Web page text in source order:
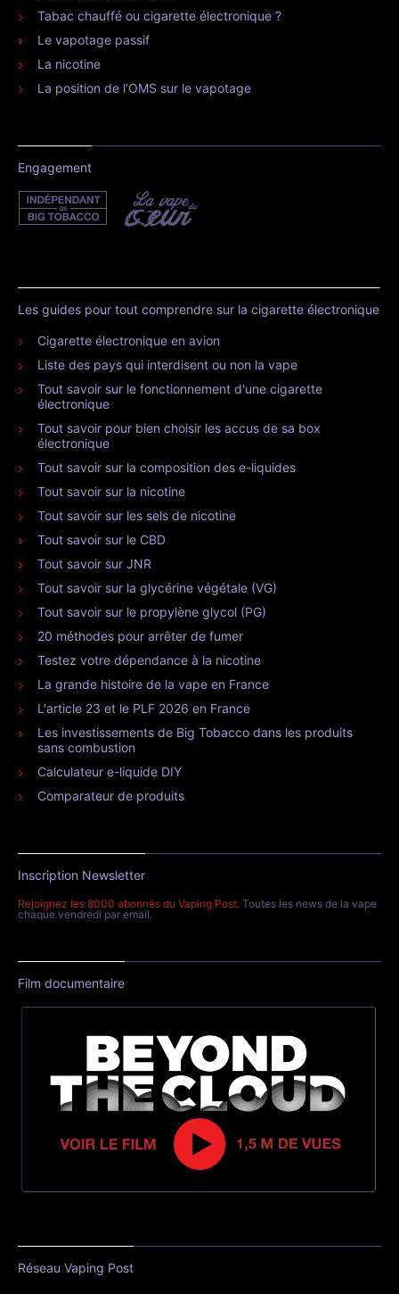
Tabac chauffé ou cigarette électronique ?
Le vapotage passif
La nicotine
La position de l’OMS sur le vapotage
Engagement
Les guides pour tout comprendre sur la cigarette électronique
Cigarette électronique en avion
Liste des pays qui interdisent ou non la vape
Tout savoir sur le fonctionnement d'une cigarette
électronique
Tout savoir pour bien choisir les accus de sa box
électronique
Tout savoir sur la composition des e-liquides
Tout savoir sur la nicotine
Tout savoir sur les sels de nicotine
Tout savoir sur le CBD
Tout savoir sur JNR
Tout savoir sur la glycérine végétale (VG)
Tout savoir sur le propylène glycol (PG)
20 méthodes pour arrêter de fumer
Testez votre dépendance à la nicotine
La grande histoire de la vape en France
L'article 23 et le PLF 2026 en France
Les investissements de Big Tobacco dans les produits
sans combustion
Calculateur e-liquide DIY
Comparateur de produits
Inscription Newsletter
Rejoignez les 8000 abonnés du Vaping Post. Toutes les news de la vape
chaque vendredi par email.
Film documentaire
Réseau Vaping Post